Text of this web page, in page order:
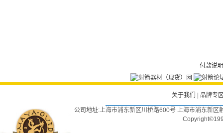
付款说明
关于我们 品牌专
公司地址:上海市浦东新区川桥路600号 上海市浦东新区